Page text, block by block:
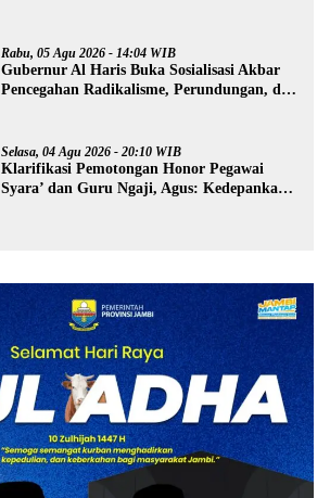
Rabu, 05 Agu 2026 - 14:04 WIB
Gubernur Al Haris Buka Sosialisasi Akbar
Pencegahan Radikalisme, Perundungan, dan
Selasa, 04 Agu 2026 - 20:10 WIB
Klarifikasi Pemotongan Honor Pegawai
Syara’ dan Guru Ngaji, Agus: Kedepankan